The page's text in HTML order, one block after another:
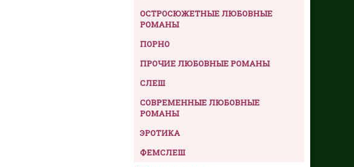
ОСТРОСЮЖЕТНЫЕ ЛЮБОВНЫЕ
РОМАНЫ
ПОРНО
ПРОЧИЕ ЛЮБОВНЫЕ РОМАНЫ
СЛЕШ
СОВРЕМЕННЫЕ ЛЮБОВНЫЕ
РОМАНЫ
ЭРОТИКА
ФЕМСЛЕШ